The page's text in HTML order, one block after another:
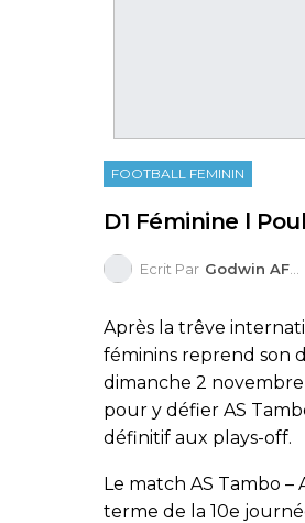
FOOTBALL FEMININ
D1 Féminine l
Ecrit Par Godwin AFEDO
Après la trêve
féminins reprend son
dimanche 2 novembre
pour y défier AS
définitif aux plays-off.
Le match AS Tambo –
terme de la 10e